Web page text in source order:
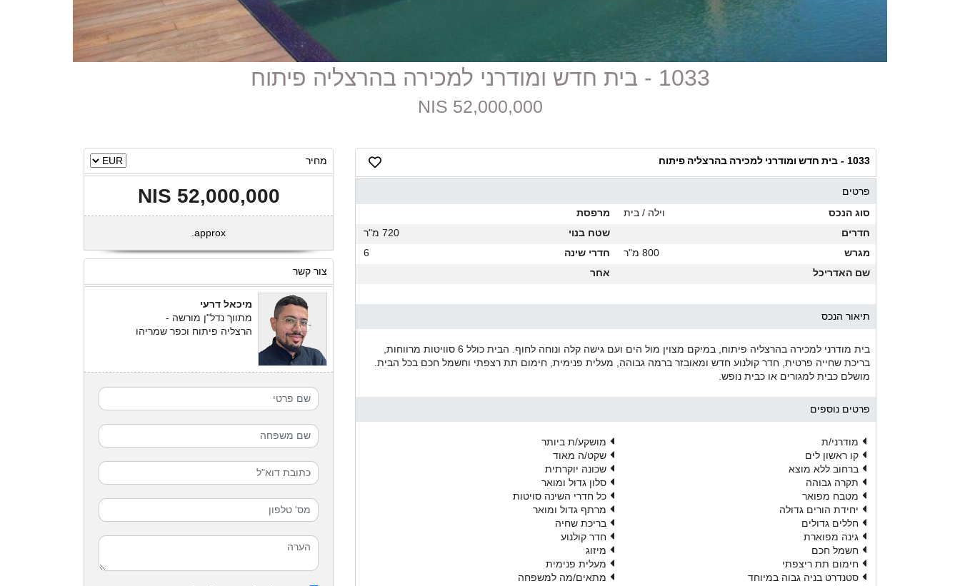
1033 - בית חדש ומודרני למכירה בהרצליה פיתוח
52,000,000 NIS
1033 - בית חדש ומודרני למכירה בהרצליה פיתוח
פרטים
סוג הנכס
וילה / בית
מרפסת
חדרים
שטח בנוי
720 מ"ר
מגרש
800 מ"ר חדרי שינה
6
שם האדריכל
אחר
תיאור הנכס
בית מודרני למכירה בהרצליה פיתוח, במיקם מצוין מול הים ועם גישה קלה ונוחה לחוף. הבית כולל 6 סוויטות מרווחות,
בריכת שחייה פרטית, חדר קולנוע חדש ומאובזר ברמה גבוהה, מעלית פנימית, חימום תת רצפתי וחשמל חכם בכל הבית.
מושלם כבית למגורים או כבית נופש.
פרטים נוספים
מודרני/ת
מושקע/ת ביותר
קו ראשון לים
שקט/ה מאוד
ברחוב ללא מוצא
שכונה יוקרתית
תקרה גבוהה
סלון גדול ומואר
מטבח מפואר
כל חדרי השינה סויטות
יחידת הורים גדולה
מרתף גדול ומואר
חללים גדולים
בריכת שחיה
גינה מפוארת
חדר קולנוע
חשמל חכם
מיזוג
חימום תת ריצפתי
מעלית פנימית
סטנדרט בניה גבוה במיוחד
מתאים/מה למשפחה
מחיר
52,000,000 NIS
approx.
צור קשר
מיכאל דרעי
מתווך נדל"ן מורשה -
הרצליה פיתוח וכפר שמריהו